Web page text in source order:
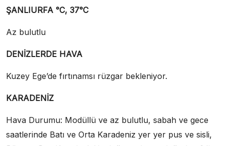
ŞANLIURFA °C, 37°C
Az bulutlu
DENİZLERDE HAVA
Kuzey Ege’de fırtınamsı rüzgar bekleniyor.
KARADENİZ
Hava Durumu: Modüllü ve az bulutlu, sabah ve gece
saatlerinde Batı ve Orta Karadeniz yer yer pus ve sisli,